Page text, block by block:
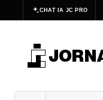
CHAT IA JC PRO